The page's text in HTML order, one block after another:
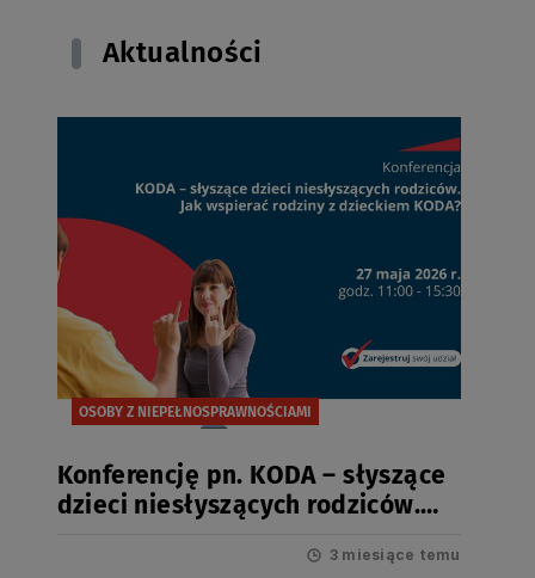
Aktualności
OSOBY Z NIEPEŁNOSPRAWNOŚCIAMI
Konferencję pn. KODA – słyszące
dzieci niesłyszących rodziców.
3 miesiące temu